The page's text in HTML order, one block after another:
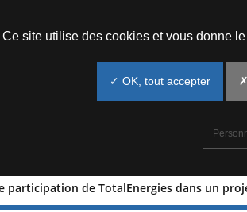
participation de TotalEnergies dans un
participation de
Ce site utilise des cookies et vous donne
✓ OK, tout accepter